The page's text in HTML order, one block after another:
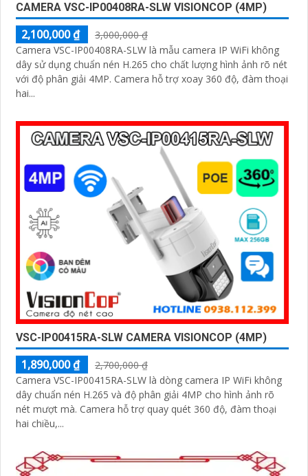
CAMERA VSC-IP00408RA-SLW VISIONCOP (4MP)
2,100,000 ₫
3,000,000 ₫
Camera VSC-IP00408RA-SLW là mẫu camera IP WiFi không
dây sử dụng chuẩn nén H.265 cho chất lượng hình ảnh rõ nét
với độ phân giải 4MP. Camera hỗ trợ xoay 360 độ, đàm thoại
hai...
VSC-IP00415RA-SLW CAMERA VISIONCOP (4MP)
1,890,000 ₫
2,700,000 ₫
Camera VSC-IP00415RA-SLW là dòng camera IP WiFi không
dây chuẩn nén H.265 và độ phân giải 4MP cho hình ảnh rõ
nét mượt mà. Camera hỗ trợ quay quét 360 độ, đàm thoại
hai chiều,...